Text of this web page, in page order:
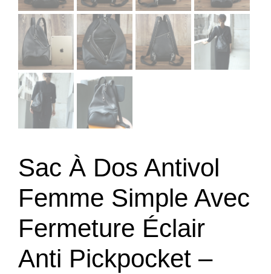
Sac À Dos Antivol
Femme Simple Avec
Fermeture Éclair
Anti Pickpocket –